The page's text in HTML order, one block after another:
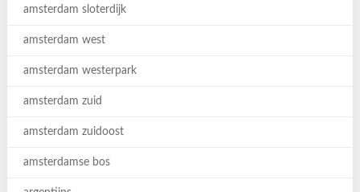
amsterdam sloterdijk
amsterdam west
amsterdam westerpark
amsterdam zuid
amsterdam zuidoost
amsterdamse bos